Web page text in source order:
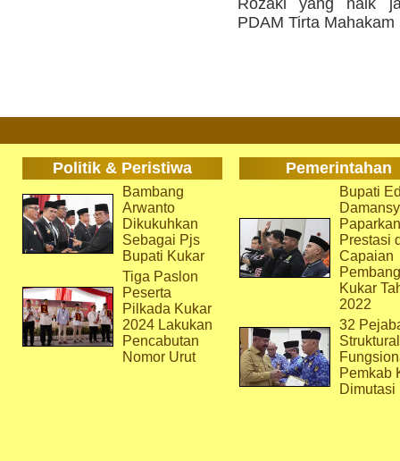
PDAM Tirta
Politik & Peristiwa Pemerintahan
Bambang
Arwanto
Dikukuhkan
Sebagai Pjs
Bupati Kukar
Tiga Paslon
Peserta
Pilkada Kukar
2024 Lakukan
Pencabutan
Nomor Urut
Bupati
Paparkan
Prestasi
Capaian
Kukar
2022
32
Pemkab
Dimutasi